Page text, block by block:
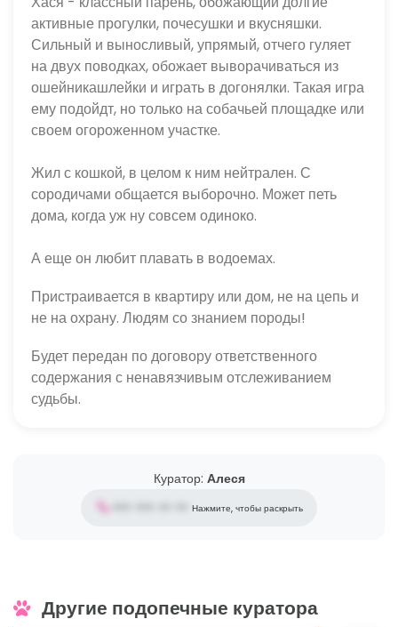
активные прогулки, почесушки и вкусняшки.
Сильный и выносливый, упрямый, отчего гуляет
на двух поводках, обожает выворачиваться из
ошейникашлейки и играть в догонялки. Такая игра
ему подойдт, но только на собачьей площадке или
своем огороженном участке.
Жил с кошкой, в целом к ним нейтрален. С
сородичами общается выборочно. Может петь
дома, когда уж ну совсем одиноко.
А еще он любит плавать в водоемах.
Пристраивается в квартиру или дом, не на цепь и
не на охрану. Людям со знанием породы!
Будет передан по договору ответственного
содержания с ненавязчивым отслеживанием
судьбы.
Куратор: Алеся
Нажмите, чтобы раскрыть
Другие подопечные куратора